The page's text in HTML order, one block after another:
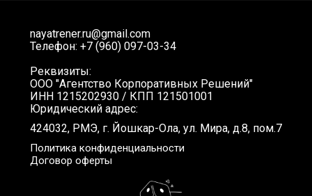
nayatrener.ru@gmail.com
Телефон: +7 (960) 097-03-34
Реквизиты:
ООО "Агентство Корпоративных Решений"
ИНН 1215202930 / КПП 121501001
Юридический адрес:
424032, РМЭ, г. Йошкар-Ола, ул. Мира, д.8, пом.7
Политика конфиденциальности
Договор оферты